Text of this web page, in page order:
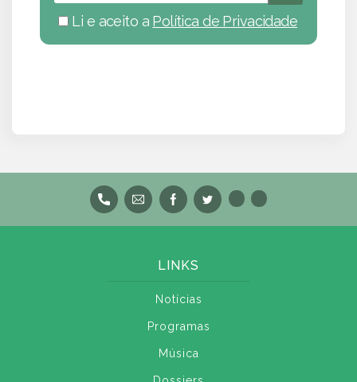
Li e aceito a Política de Privacidade
LINKS
Notícias
Programas
Música